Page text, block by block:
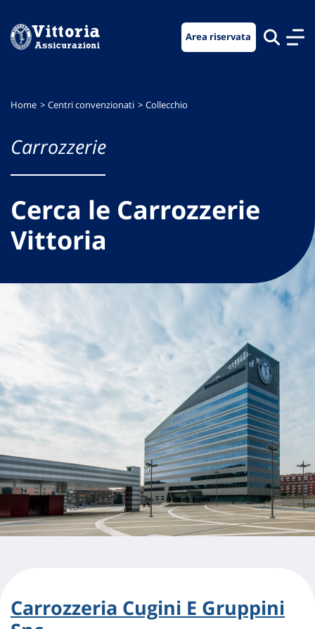
menu
contenuto
footer
Area riservata
Home Centri convenzionati Collecchio
Carrozzerie
Cerca le Carrozzerie
Vittoria
Carrozzeria Cugini E Gruppini